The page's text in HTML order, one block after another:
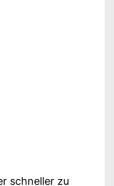
schneller zu